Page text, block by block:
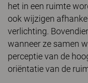
het in een ruimte
ook wijzigen
verlichting.
wanneer ze samen
perceptie van de
oriëntatie van de